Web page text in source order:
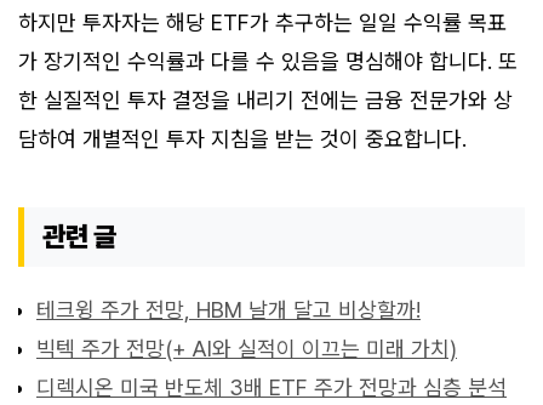
하지만 투자자는 해당 ETF가 추구하는 일일 수익률 목표
가 장기적인 수익률과 다를 수 있음을 명심해야 합니다. 또
한 실질적인 투자 결정을 내리기 전에는 금융 전문가와 상
담하여 개별적인 투자 지침을 받는 것이 중요합니다.
관련 글
테크윙 주가 전망, HBM 날개 달고 비상할까!
빅텍 주가 전망(+ AI와 실적이 이끄는 미래 가치)
디렉시온 미국 반도체 3배 ETF 주가 전망과 심층 분석